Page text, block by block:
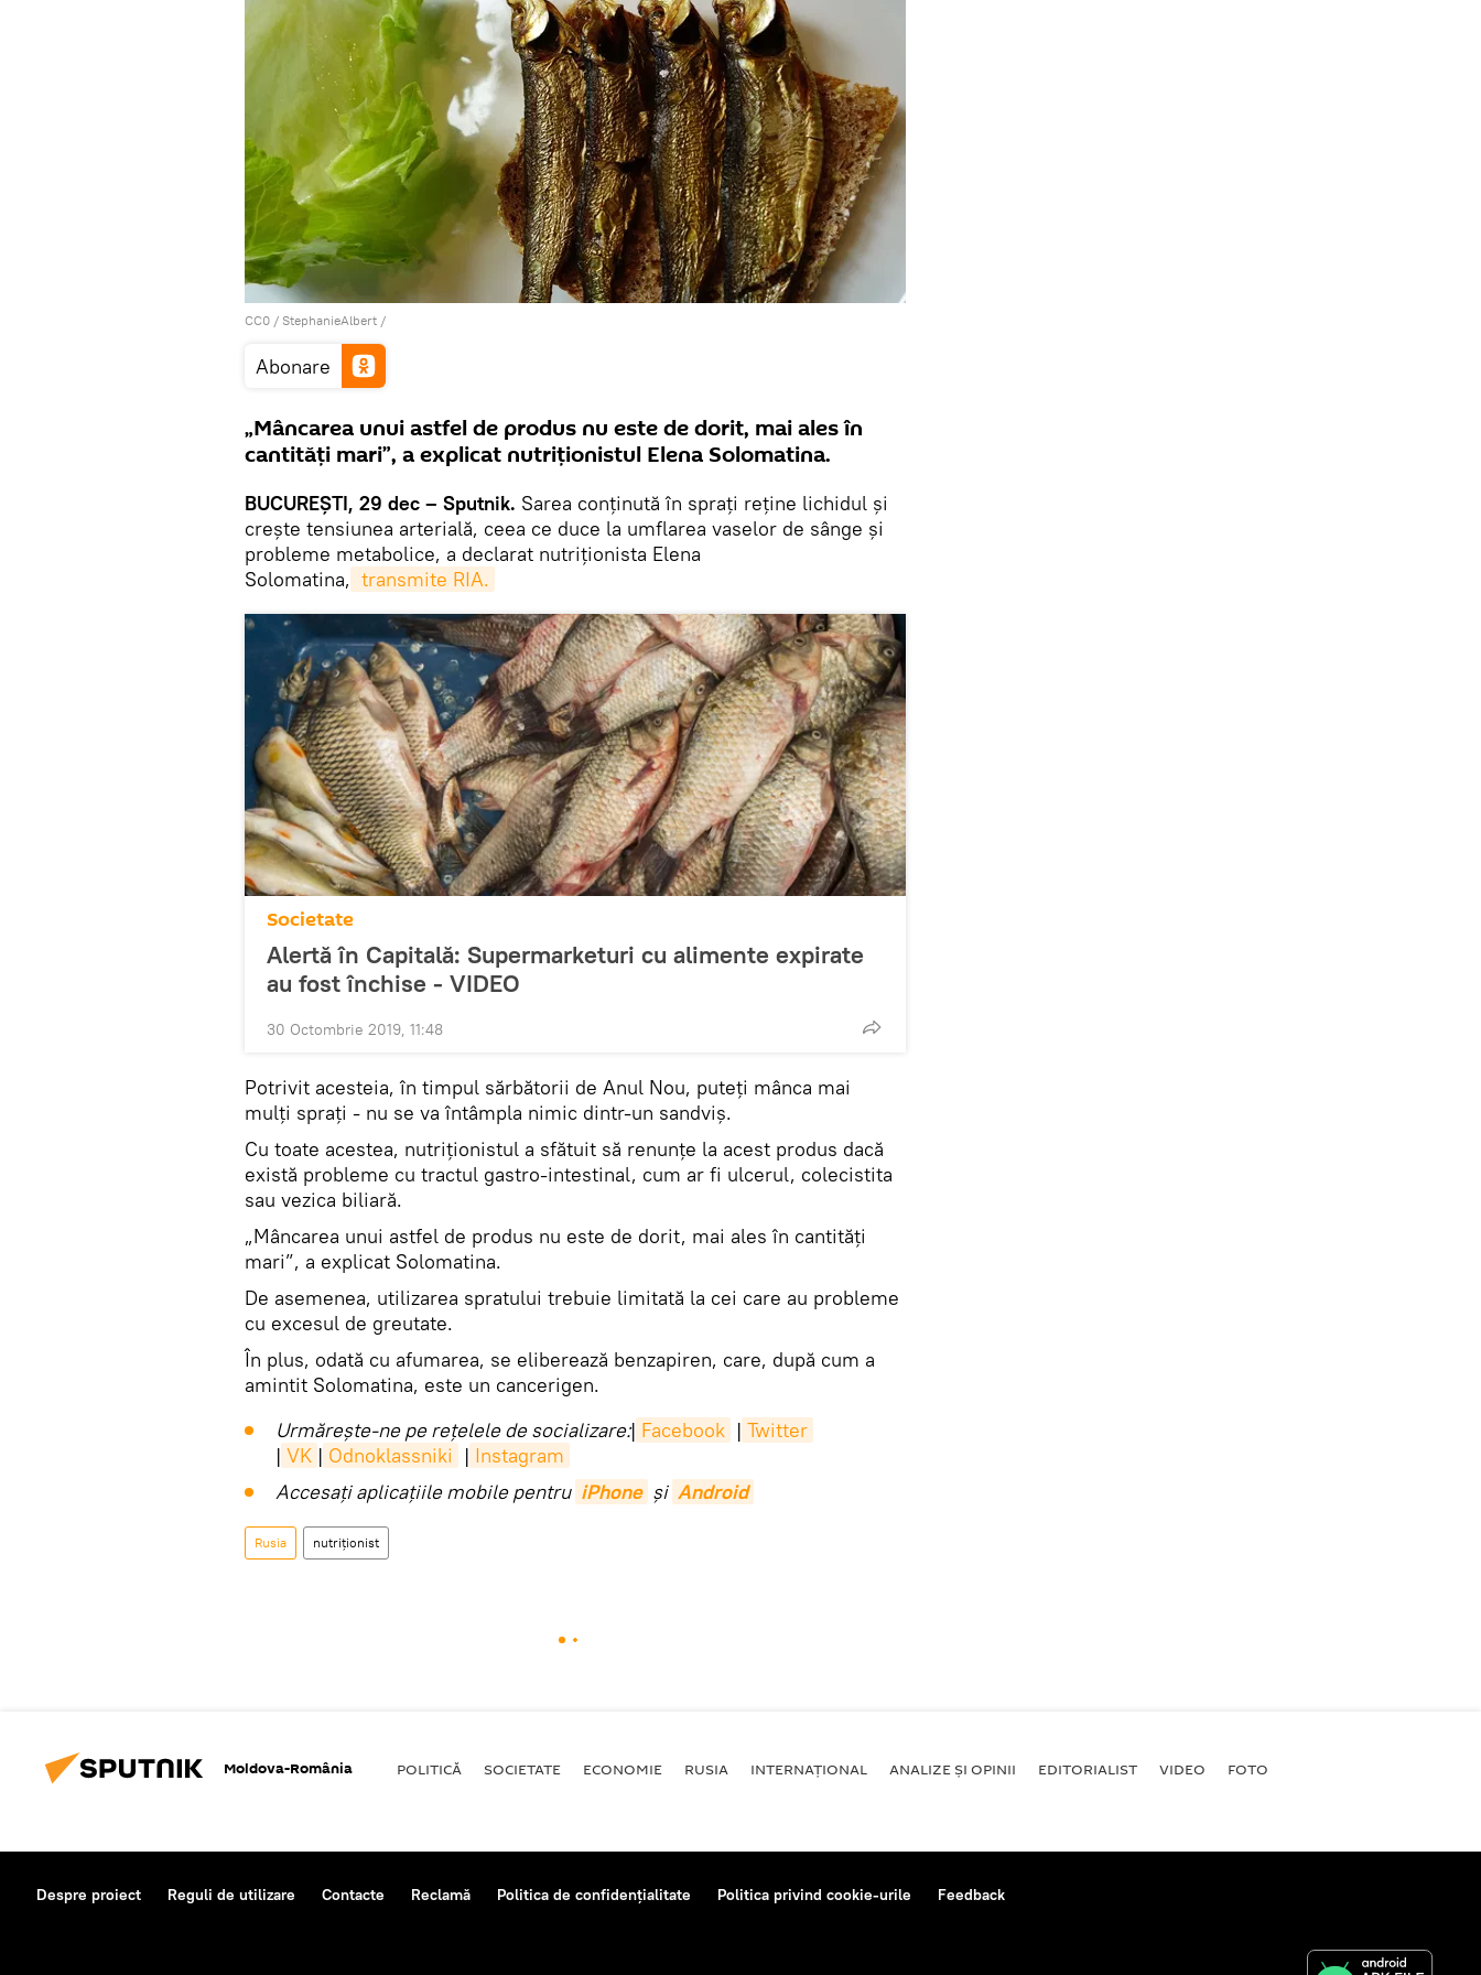
CC0 / StephanieAlbert /
Abonare
„Mâncarea unui astfel de produs nu este de dorit, mai ales în
cantități mari”, a explicat nutriționistul Elena Solomatina.
BUCUREȘTI, 29 dec – Sputnik. Sarea conținută în sprați reține lichidul și
crește tensiunea arterială, ceea ce duce la umflarea vaselor de sânge și
probleme metabolice, a declarat nutriționista Elena
Solomatina, transmite RIA.
Societate
Alertă în Capitală: Supermarketuri cu alimente expirate
au fost închise - VIDEO
30 Octombrie 2019, 11:48
Potrivit acesteia, în timpul sărbătorii de Anul Nou, puteți mânca mai
mulți sprați - nu se va întâmpla nimic dintr-un sandviș.
Cu toate acestea, nutriționistul a sfătuit să renunțe la acest produs dacă
există probleme cu tractul gastro-intestinal, cum ar fi ulcerul, colecistita
sau vezica biliară.
„Mâncarea unui astfel de produs nu este de dorit, mai ales în cantități
mari”, a explicat Solomatina.
De asemenea, utilizarea spratului trebuie limitată la cei care au probleme
cu excesul de greutate.
În plus, odată cu afumarea, se eliberează benzapiren, care, după cum a
amintit Solomatina, este un cancerigen.
Urmărește-ne pe rețelele de socializare:| Facebook | Twitter
| VK | Odnoklassniki | Instagram
Accesaţi aplicaţiile mobile pentru iPhone și Android
Rusia nutriționist
Moldova-România POLITICĂ SOCIETATE ECONOMIE RUSIA INTERNAŢIONAL ANALIZE ȘI OPINII EDITORIALIST VIDEO FOTO
Despre proiect Reguli de utilizare Contacte Reclamă Politica de confidențialitate Politica privind cookie-urile Feedback